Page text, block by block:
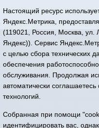
16+ © 2015-2026
Регистрационный
Федеральной
Все права защищены ©
Настоящий ресурс
Яндекс.Метрика,
(119021, Россия, Москва, ул.
Яндекс)). Сервис
с целью сбора технических
обеспечения
обслуживания. Продолжая
автоматически
технологий.
Собранная при помощи
идентифицировать вас,